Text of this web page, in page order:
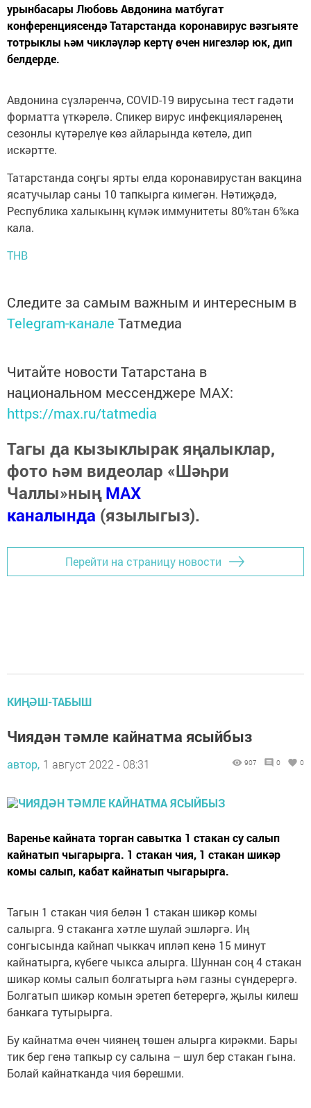
урынбасары Любовь Авдонина матбугат
конференциясендә Татарстанда коронавирус вәзгыяте
тотрыклы һәм чикләүләр кертү өчен нигезләр юк, дип
белдерде.
Авдонина сүзләренчә, COVID-19 вирусына тест гадәти
форматта үткәрелә. Спикер вирус инфекцияләренең
сезонлы күтәрелүе көз айларында көтелә, дип
искәртте.
Татарстанда соңгы ярты елда коронавирустан вакцина
ясатучылар саны 10 тапкырга кимегән. Нәтиҗәдә,
Республика халыкынң күмәк иммунитеты 80%тан 6%ка
кала.
ТНВ
Следите за самым важным и интересным в
Telegram-канале Татмедиа
Читайте новости Татарстана в
национальном мессенджере MАХ:
https://max.ru/tatmedia
Тагы да кызыклырак яңалыклар,
фото һәм видеолар «Шәһри
Чаллы»ныңMAX
каналында (язылыгыз).
Перейти на страницу новости
КИҢӘШ-ТАБЫШ
Чиядән тәмле кайнатма ясыйбыз
автор, 1 август 2022 - 08:31 907 0 0
Варенье кайната торган савытка 1 стакан су салып
кайнатып чыгарырга. 1 стакан чия, 1 стакан шикәр
комы салып, кабат кайнатып чыгарырга.
Тагын 1 стакан чия белән 1 стакан шикәр комы
салырга. 9 стаканга хәтле шулай эшләргә. Иң
сонгысында кайнап чыккач ипләп кенә 15 минут
кайнатырга, күбеге чыкса алырга. Шуннан соң 4 стакан
шикәр комы салып болгатырга һәм газны сүндерергә.
Болгатып шикәр комын эретеп бетерергә, җылы килеш
банкага тутырырга.
Бу кайнатма өчен чиянең төшен алырга кирәкми. Бары
тик бер генә тапкыр су салына – шул бер стакан гына.
Болай кайнатканда чия бөрешми.